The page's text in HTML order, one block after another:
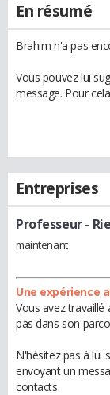
En résumé
Brahim n'a pas
Vous pouvez lui
message. Pour
Entreprises
Professeur-
maintenant
Une expérience
Vous avez
pas dans son
N'hésitez pas à lui
envoyant un
contacts.